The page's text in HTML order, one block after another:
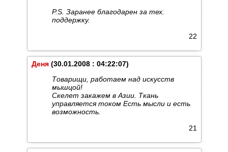
P.S. Заранее благодарен за тех.
поддержку.
22
Деня(30.01.2008 : 04:22:07)
Товарищи, работаем над искусств
мышцой!
Скелет закажем в Азии. Ткань
управляется током Есть мысли и есть
возможность.
21